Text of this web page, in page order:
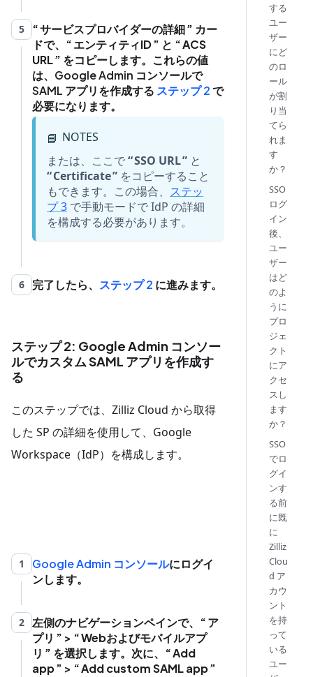
5 サービスプロバイダーの詳細
カー
ドで、
エンティティID と
ACS
URL
をコピーします。これらの値
は、Google Admin コンソールで
SAML アプリを作成する ステップ 2で
必要になります。
📘 NOTES
または、ここで SSO URL
と
Certificate
をコピーすること
もできます。この場合、 ステッ
プ 3 で手動モードで IdP の詳細
を構成する必要があります。
6 完了したら、 ステップ 2 に進みます。
ステップ 2: Google Admin コンソー
ルでカスタム SAML アプリを作成す
る
このステップでは、Zilliz Cloud から取得
した SP の詳細を使用して、Google
Workspace（IdP）を構成します。
1 Google Admin コンソールにログイ
ンします。
2 左側のナビゲーションペインで、
ア
プリ
>
Webおよびモバイルアプ
リ
を選択します。次に、
Add
app
>
Add custom SAML app
する
ユー
ザー
にど
のロ
ール
が割
り当
てら
れま
す
か？
SSO
ログ
イン
後、
ユー
ザー
はど
のよ
うに
プロ
ジェ
クト
にア
クセ
スし
ます
か？
SSO
でロ
グイ
ンす
る前
に既
に
Zilliz
Clou
d ア
カウ
ント
を持
って
いる
ユー